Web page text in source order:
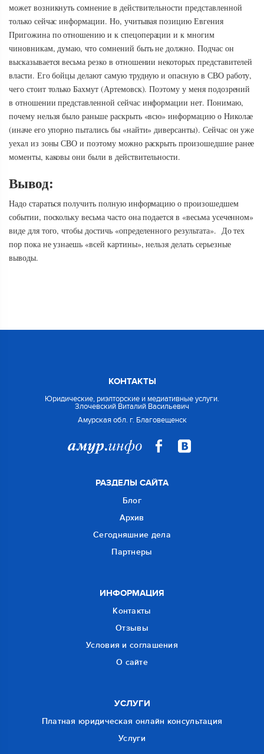
может возникнуть сомнение в действительности представленной
только сейчас информации. Но, учитывая позицию Евгения
Пригожина по отношению и к спецоперации и к многим
чиновникам, думаю, что сомнений быть не должно. Подчас он
высказывается весьма резко в отношении некоторых представителей
власти. Его бойцы делают самую трудную и опасную в СВО работу,
чего стоит только Бахмут (Артемовск). Поэтому у меня подозрений
в отношении представленной сейчас информации нет. Понимаю,
почему нельзя было раньше раскрыть «всю» информацию о Николае
(иначе его упорно пытались бы «найти» диверсанты). Сейчас он уже
уехал из зоны СВО и поэтому можно раскрыть произошедшие ранее
моменты, каковы они были в действительности.
Вывод:
Надо стараться получить полную информацию о произошедшем
событии, поскольку весьма часто она подается в «весьма усеченном»
виде для того, чтобы достичь «определенного результата». До тех
пор пока не узнаешь «всей картины», нельзя делать серьезные
выводы.
КОНТАКТЫ
Юридические, риэлторские и медиативные услуги.
Злочевский Виталий Васильевич
Амурская обл. г. Благовещенск
РАЗДЕЛЫ САЙТА
Блог
Архив
Сегодняшние дела
Партнеры
ИНФОРМАЦИЯ
Контакты
Отзывы
Условия и соглашения
О сайте
УСЛУГИ
Платная юридическая онлайн консультация
Услуги